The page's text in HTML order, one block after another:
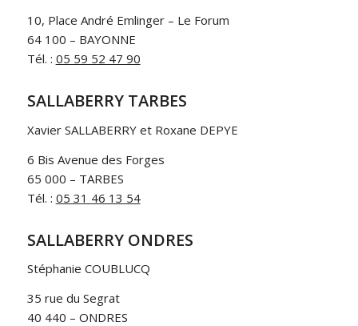
10, Place André Emlinger – Le Forum
64 100 – BAYONNE
Tél. : 05 59 52 47 90
SALLABERRY TARBES
Xavier SALLABERRY et Roxane DEPYE
6 Bis Avenue des Forges
65 000 – TARBES
Tél. : 05 31 46 13 54
SALLABERRY ONDRES
Stéphanie COUBLUCQ
35 rue du Segrat
40 440 – ONDRES